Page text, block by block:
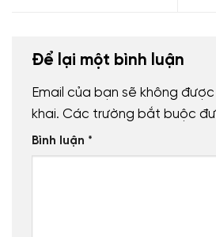
Để lại một bình luận
Email của bạn sẽ không
khai. Các trường bắt buộc
Bình luận *